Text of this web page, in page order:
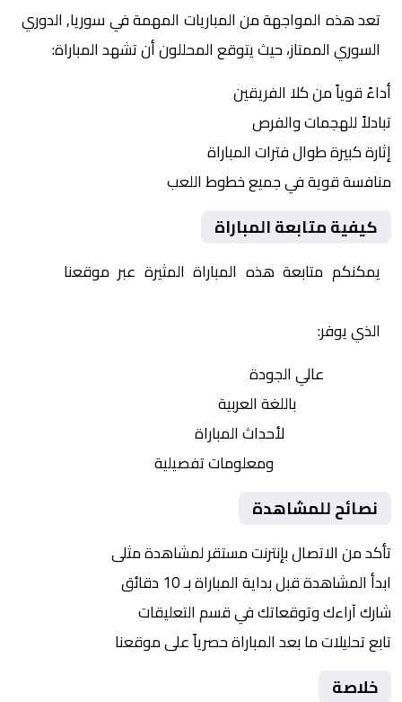
تعد هذه المواجهة من المباريات المهمة في سوريا, الدوري
السوري الممتاز، حيث يتوقع المحللون أن تشهد المباراة:
أداءً قوياً من كلا الفريقين
تبادلاً للهجمات والفرص
إثارة كبيرة طوال فترات المباراة
منافسة قوية في جميع خطوط اللعب
كيفية متابعة المباراة
يمكنكم متابعة هذه المباراة المثيرة عبر موقعنا
الذي يوفر:
عالي الجودة
باللغة العربية
لأحداث المباراة
ومعلومات تفصيلية
نصائح للمشاهدة
تأكد من الاتصال بإنترنت مستقر لمشاهدة مثلى
ابدأ المشاهدة قبل بداية المباراة بـ 10 دقائق
شارك آراءك وتوقعاتك في قسم التعليقات
تابع تحليلات ما بعد المباراة حصرياً على موقعنا
خلاصة